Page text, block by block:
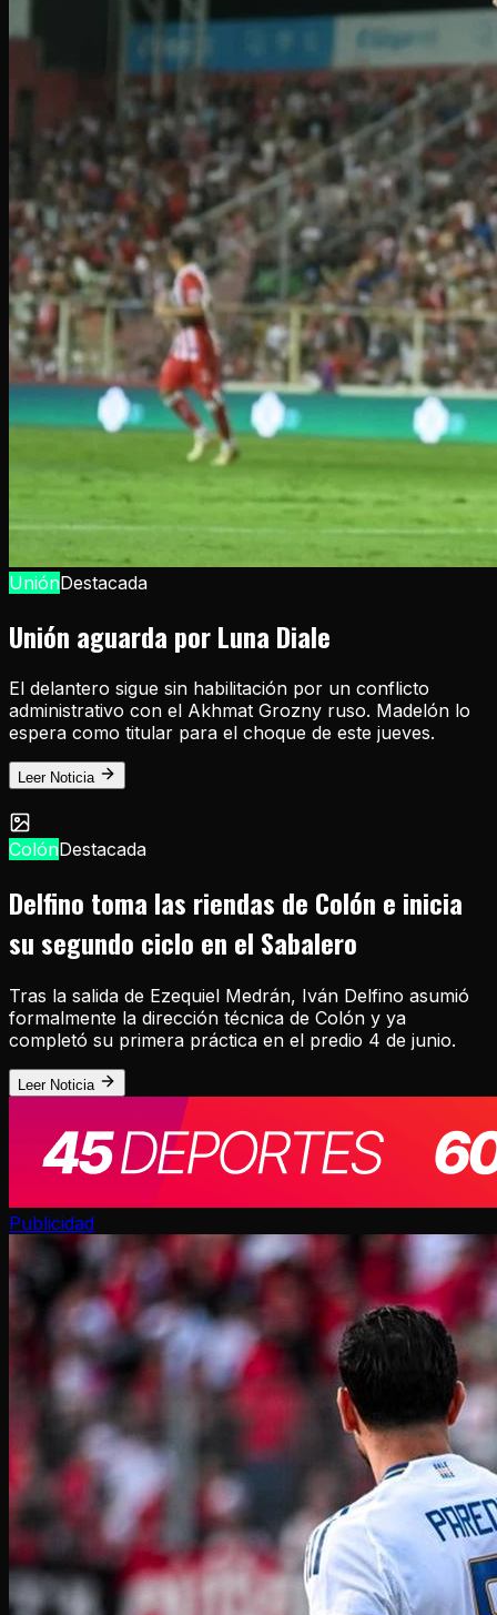
UniónDestacada
Unión aguarda por Luna Diale
El delantero sigue sin habilitación por un conflicto
administrativo con el Akhmat Grozny ruso. Madelón lo
espera como titular para el choque de este jueves.
Leer Noticia
ColónDestacada
Delfino toma las riendas de Colón e inicia
su segundo ciclo en el Sabalero
Tras la salida de Ezequiel Medrán, Iván Delfino asumió
formalmente la dirección técnica de Colón y ya
completó su primera práctica en el predio 4 de junio.
Leer Noticia
Publicidad